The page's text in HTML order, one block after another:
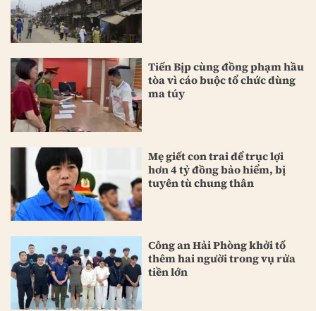
Tiến Bịp cùng đồng phạm hầu
tòa vì cáo buộc tổ chức dùng
ma túy
Mẹ giết con trai để trục lợi
hơn 4 tỷ đồng bảo hiểm, bị
tuyên tù chung thân
Công an Hải Phòng khởi tố
thêm hai người trong vụ rửa
tiền lớn